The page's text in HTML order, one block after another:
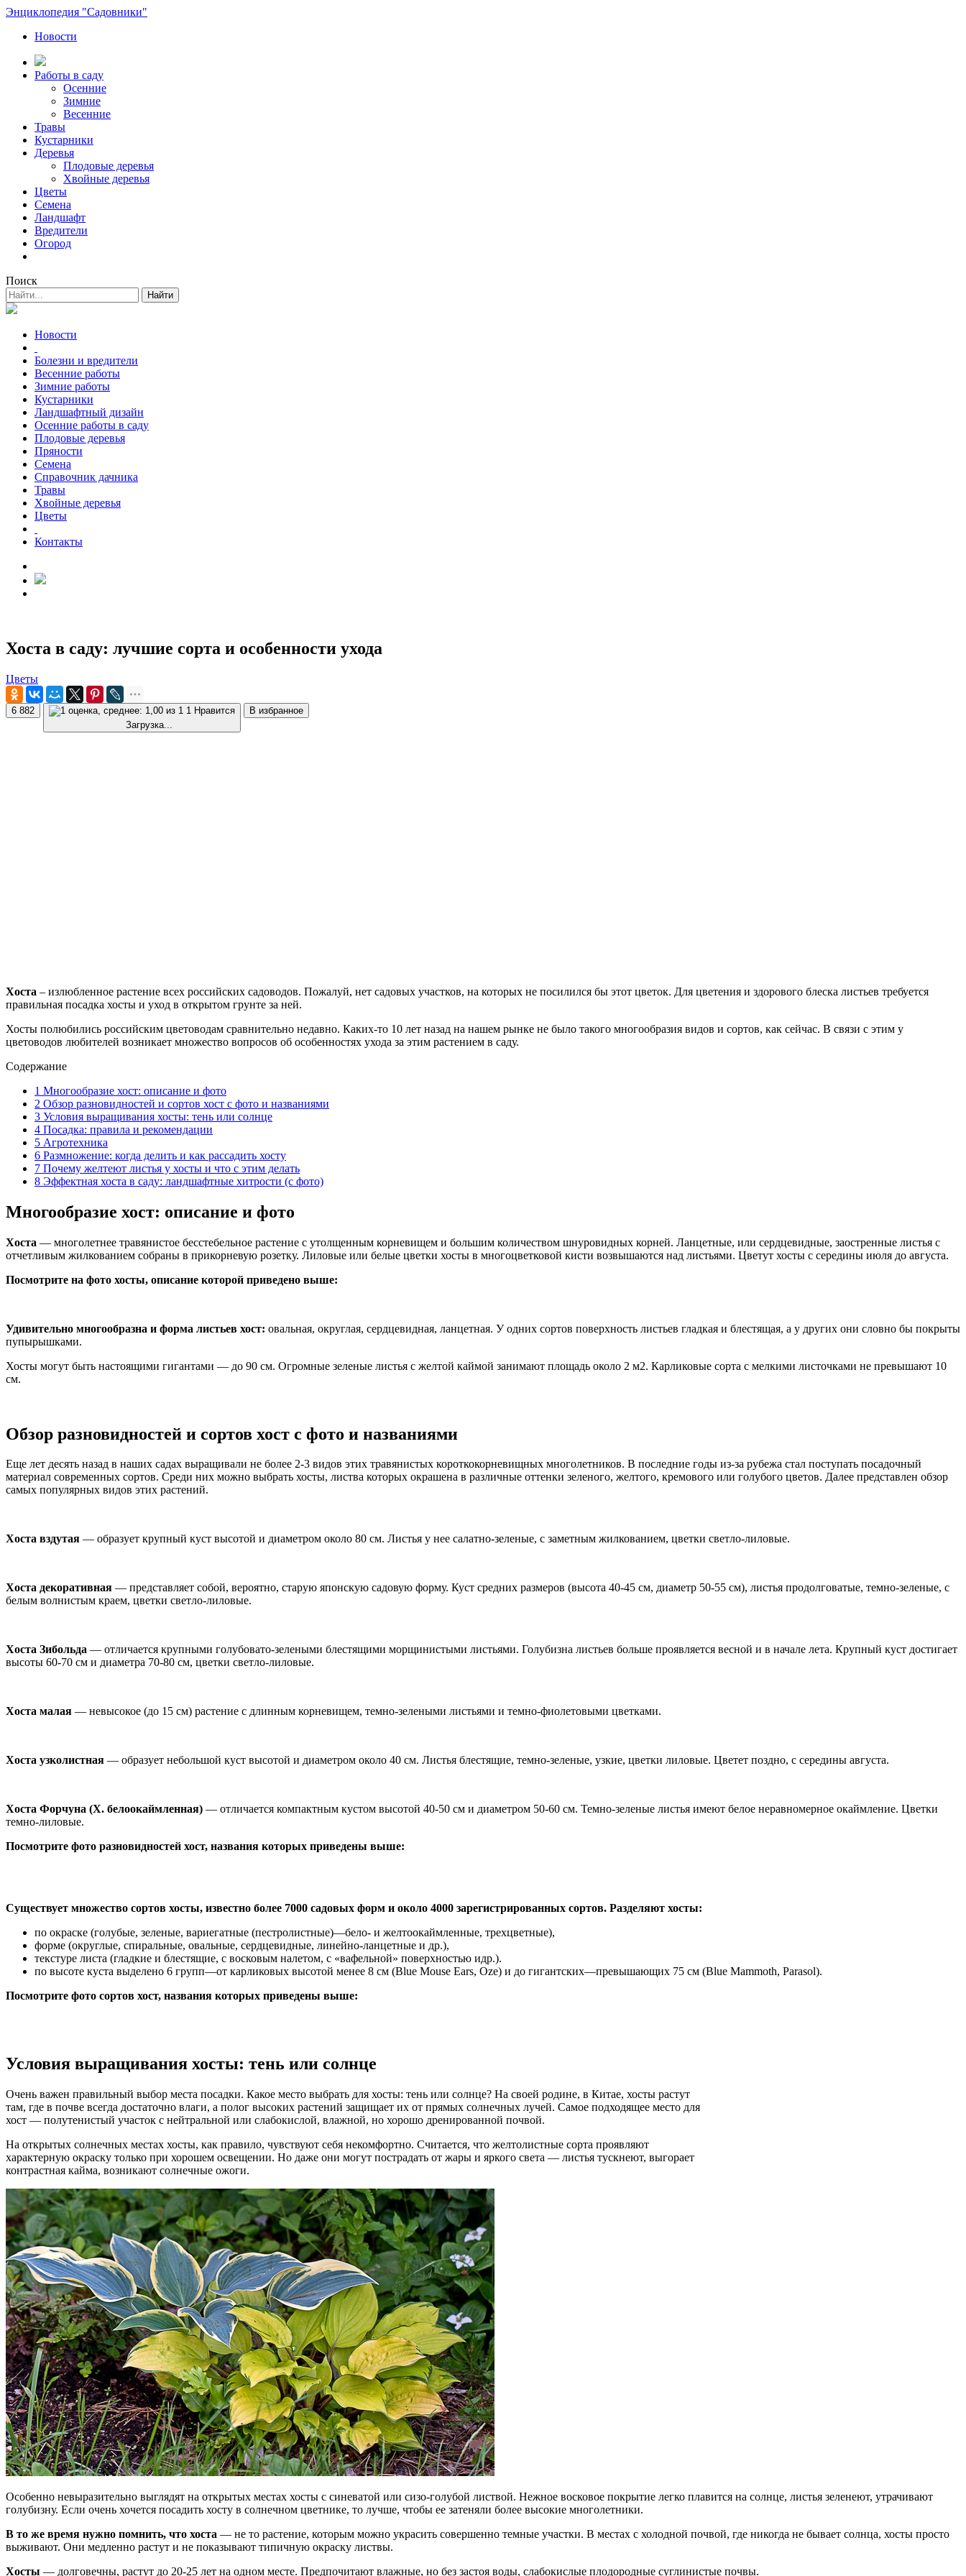
Энциклопедия "Садовники"
Новости
Работы в саду
Осенние
Зимние
Весенние
Травы
Кустарники
Деревья
Плодовые деревья
Хвойные деревья
Цветы
Семена
Ландшафт
Вредители
Огород
Поиск
Новости
Болезни и вредители
Весенние работы
Зимние работы
Кустарники
Ландшафтный дизайн
Осенние работы в саду
Плодовые деревья
Пряности
Семена
Справочник дачника
Травы
Хвойные деревья
Цветы
Контакты
Хоста в саду: лучшие сорта и особенности ухода
Цветы
6 882
1 Нравится
Загрузка...
В избранное
Хоста – излюбленное растение всех российских садоводов. Пожалуй, нет садовых участков, на которых не посилился бы этот цветок. Для цветения и здорового блеска листьев требуется
правильная посадка хосты и уход в открытом грунте за ней.
Хосты полюбились российским цветоводам сравнительно недавно. Каких-то 10 лет назад на нашем рынке не было такого многообразия видов и сортов, как сейчас. В связи с этим у
цветоводов любителей возникает множество вопросов об особенностях ухода за этим растением в саду.
Содержание
1 Многообразие хост: описание и фото
2 Обзор разновидностей и сортов хост с фото и названиями
3 Условия выращивания хосты: тень или солнце
4 Посадка: правила и рекомендации
5 Агротехника
6 Размножение: когда делить и как рассадить хосту
7 Почему желтеют листья у хосты и что с этим делать
8 Эффектная хоста в саду: ландшафтные хитрости (с фото)
Многообразие хост: описание и фото
Хоста — многолетнее травянистое бесстебельное растение с утолщенным корневищем и большим количеством шнуровидных корней. Ланцетные, или сердцевидные, заостренные листья с
отчетливым жилкованием собраны в прикорневую розетку. Лиловые или белые цветки хосты в многоцветковой кисти возвышаются над листьями. Цветут хосты с середины июля до августа.
Посмотрите на фото хосты, описание которой приведено выше:
Удивительно многообразна и форма листьев хост: овальная, округлая, сердцевидная, ланцетная. У одних сортов поверхность листьев гладкая и блестящая, а у других они словно бы покрыты
пупырышками.
Хосты могут быть настоящими гигантами — до 90 см. Огромные зеленые листья с желтой каймой занимают площадь около 2 м2. Карликовые сорта с мелкими листочками не превышают 10
см.
Обзор разновидностей и сортов хост с фото и названиями
Еще лет десять назад в наших садах выращивали не более 2-3 видов этих травянистых короткокорневищных многолетников. В последние годы из-за рубежа стал поступать посадочный
материал современных сортов. Среди них можно выбрать хосты, листва которых окрашена в различные оттенки зеленого, желтого, кремового или голубого цветов. Далее представлен обзор
самых популярных видов этих растений.
Хоста вздутая — образует крупный куст высотой и диаметром около 80 см. Листья у нее салатно-зеленые, с заметным жилкованием, цветки светло-лиловые.
Хоста декоративная — представляет собой, вероятно, старую японскую садовую форму. Куст средних размеров (высота 40-45 см, диаметр 50-55 см), листья продолговатые, темно-зеленые, с
белым волнистым краем, цветки светло-лиловые.
Хоста Зибольда — отличается крупными голубовато-зелеными блестящими морщинистыми листьями. Голубизна листьев больше проявляется весной и в начале лета. Крупный куст достигает
высоты 60-70 см и диаметра 70-80 см, цветки светло-лиловые.
Хоста малая — невысокое (до 15 см) растение с длинным корневищем, темно-зелеными листьями и темно-фиолетовыми цветками.
Хоста узколистная — образует небольшой куст высотой и диаметром около 40 см. Листья блестящие, темно-зеленые, узкие, цветки лиловые. Цветет поздно, с середины августа.
Хоста Форчуна (X. белоокаймленная) — отличается компактным кустом высотой 40-50 см и диаметром 50-60 см. Темно-зеленые листья имеют белое неравномерное окаймление. Цветки
темно-лиловые.
Посмотрите фото разновидностей хост, названия которых приведены выше:
Существует множество сортов хосты, известно более 7000 садовых форм и около 4000 зарегистрированных сортов. Разделяют хосты:
по окраске (голубые, зеленые, вариегатные (пестролистные)—бело- и желтоокаймленные, трехцветные),
форме (округлые, спиральные, овальные, сердцевидные, линейно-ланцетные и др.),
текстуре листа (гладкие и блестящие, с восковым налетом, с «вафельной» поверхностью идр.).
по высоте куста выделено 6 групп—от карликовых высотой менее 8 см (Blue Mouse Ears, Oze) и до гигантских—превышающих 75 см (Blue Mammoth, Parasol).
Посмотрите фото сортов хост, названия которых приведены выше:
Условия выращивания хосты: тень или солнце
Очень важен правильный выбор места посадки. Какое место выбрать для хосты: тень или солнце? На своей родине, в Китае, хосты растут
там, где в почве всегда достаточно влаги, а полог высоких растений защищает их от прямых солнечных лучей. Самое подходящее место для
хост — полутенистый участок с нейтральной или слабокислой, влажной, но хорошо дренированной почвой.
На открытых солнечных местах хосты, как правило, чувствуют себя некомфортно. Считается, что желтолистные сорта проявляют
характерную окраску только при хорошем освещении. Но даже они могут пострадать от жары и яркого света — листья тускнеют, выгорает
контрастная кайма, возникают солнечные ожоги.
Особенно невыразительно выглядят на открытых местах хосты с синеватой или сизо-голубой листвой. Нежное восковое покрытие легко плавится на солнце, листья зеленеют, утрачивают
голубизну. Если очень хочется посадить хосту в солнечном цветнике, то лучше, чтобы ее затеняли более высокие многолетники.
В то же время нужно помнить, что хоста — не то растение, которым можно украсить совершенно темные участки. В местах с холодной почвой, где никогда не бывает солнца, хосты просто
выживают. Они медленно растут и не показывают типичную окраску листвы.
Хосты — долговечны, растут до 20-25 лет на одном месте. Предпочитают влажные, но без застоя воды, слабокислые плодородные суглинистые почвы.